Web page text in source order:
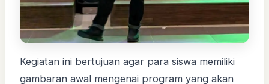
Kegiatan ini bertujuan agar para siswa memiliki
gambaran awal mengenai program yang akan